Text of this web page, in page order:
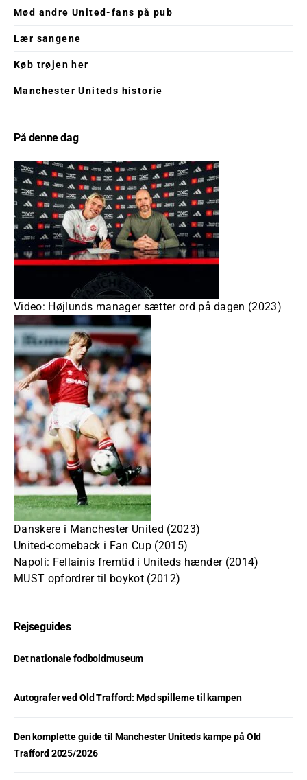
Mød andre United-fans på pub
Lær sangene
Køb trøjen her
Manchester Uniteds historie
På denne dag
Video: Højlunds manager sætter ord på dagen (2023)
Danskere i Manchester United (2023)
United-comeback i Fan Cup (2015)
Napoli: Fellainis fremtid i Uniteds hænder (2014)
MUST opfordrer til boykot (2012)
Rejseguides
Det nationale fodboldmuseum
Autografer ved Old Trafford: Mød spillerne til kampen
Den komplette guide til Manchester Uniteds kampe på Old
Trafford 2025/2026